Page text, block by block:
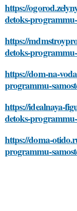
https://
detoks-
https://
detoks-
https://dom-na-
programmu-
https://idealnaya-
detoks-
https://doma-
programmu-